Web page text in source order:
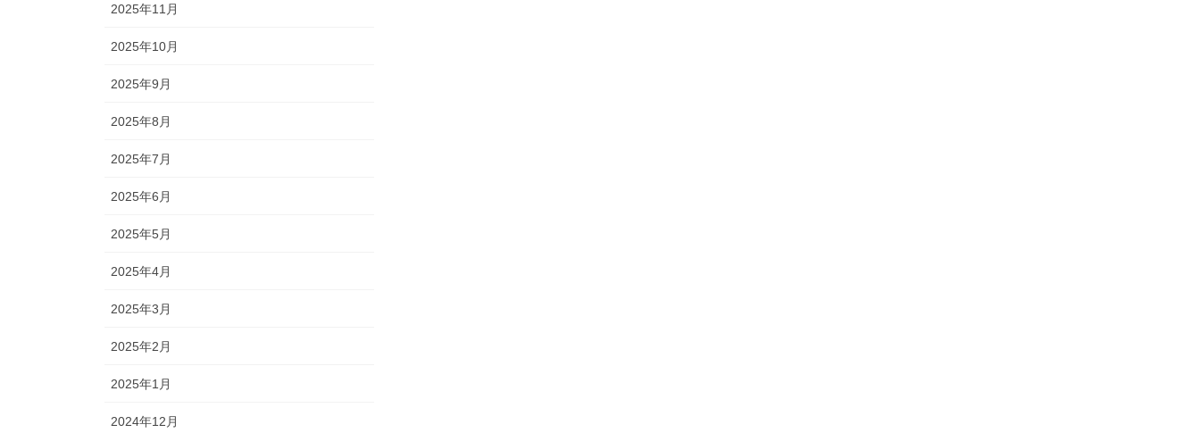
2025年11月
2025年10月
2025年9月
2025年8月
2025年7月
2025年6月
2025年5月
2025年4月
2025年3月
2025年2月
2025年1月
2024年12月